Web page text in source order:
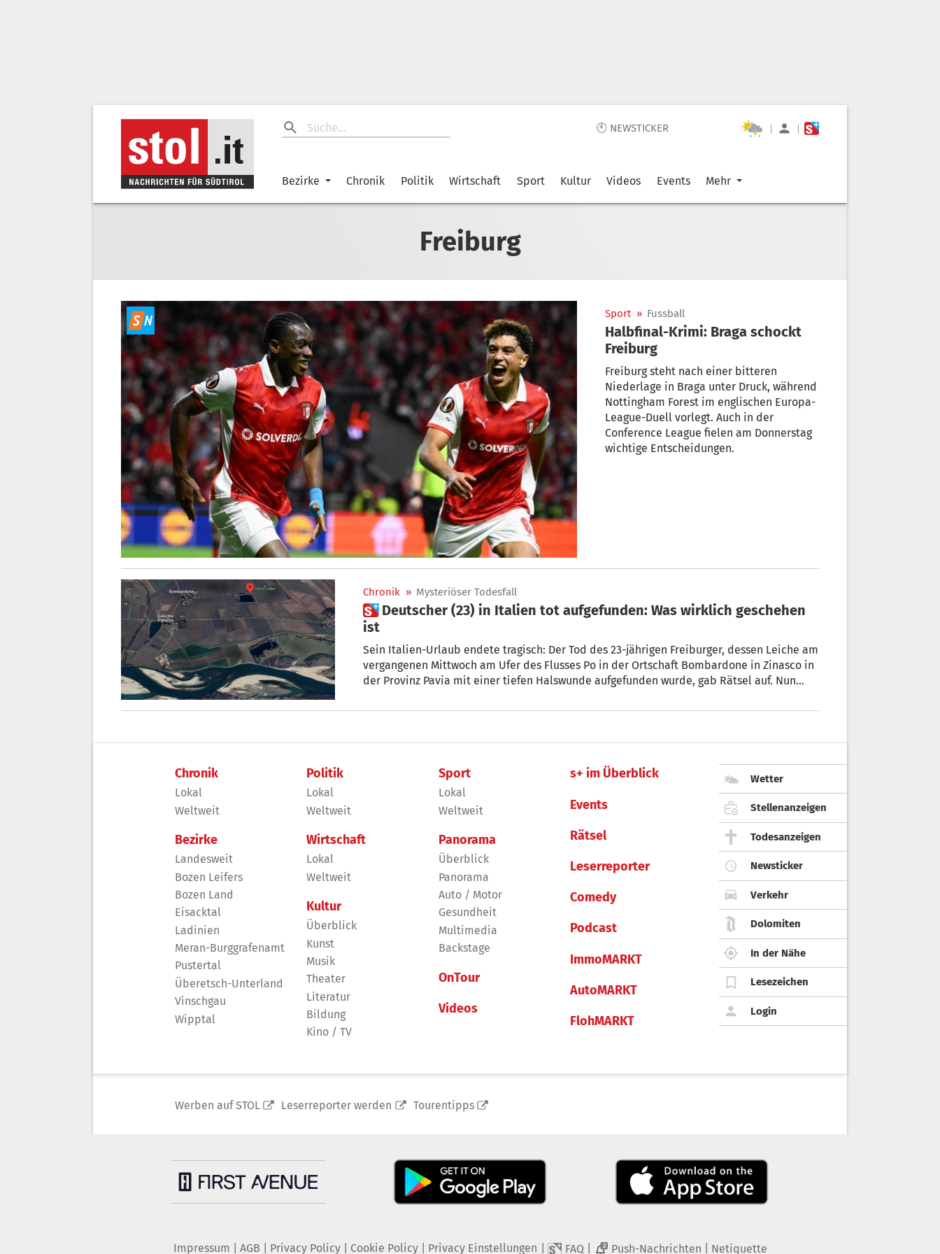
🕙 NEWSTICKER | |
Bezirke Chronik Politik Wirtschaft Sport Kultur Videos Events Mehr
Freiburg
Sport » Fussball
Halbfinal-Krimi: Braga schockt
Freiburg
Freiburg steht nach einer bitteren
Niederlage in Braga unter Druck, während
Nottingham Forest im englischen Europa-
League-Duell vorlegt. Auch in der
Conference League fielen am Donnerstag
wichtige Entscheidungen.
Chronik » Mysteriöser Todesfall
 Deutscher (23) in Italien tot aufgefunden: Was wirklich geschehen
ist
Sein Italien-Urlaub endete tragisch: Der Tod des 23-jährigen Freiburger, dessen Leiche am
vergangenen Mittwoch am Ufer des Flusses Po in der Ortschaft Bombardone in Zinasco in
der Provinz Pavia mit einer tiefen Halswunde aufgefunden wurde, gab Rätsel auf. Nun
Chronik
Lokal
Weltweit
Bezirke
Landesweit
Bozen Leifers
Bozen Land
Eisacktal
Ladinien
Meran-Burggrafenamt
Pustertal
Überetsch-Unterland
Vinschgau
Wipptal
Politik
Lokal
Weltweit
Wirtschaft
Lokal
Weltweit
Kultur
Überblick
Kunst
Musik
Theater
Literatur
Bildung
Kino / TV
Sport
Lokal
Weltweit
Panorama
Überblick
Panorama
Auto / Motor
Gesundheit
Multimedia
Backstage
OnTour
Videos
s+ im Überblick
Events
Rätsel
Leserreporter
Comedy
Podcast
ImmoMARKT
AutoMARKT
FlohMARKT
Wetter
Stellenanzeigen
Todesanzeigen
Newsticker
Verkehr
Dolomiten
In der Nähe
Lesezeichen
Login
Werben auf STOL Leserreporter werden Tourentipps
Impressum AGB Privacy Policy| Cookie Policy| Privacy Einstellungen FAQ 2 Push-Nachrichten Netiquette